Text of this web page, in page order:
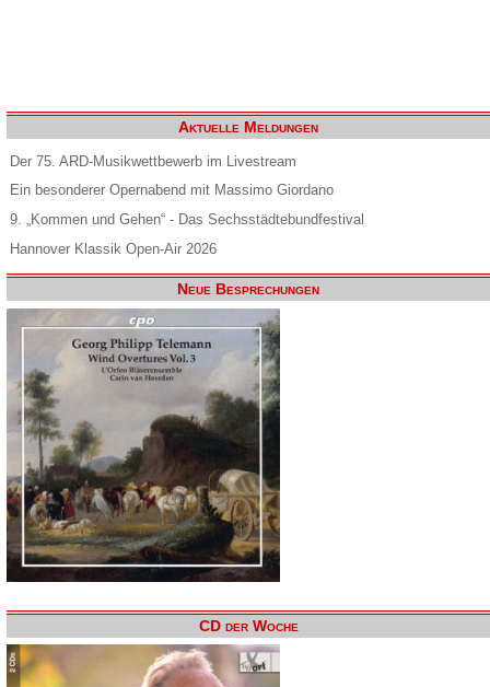
Aktuelle Meldungen
Der 75. ARD-Musikwettbewerb im Livestream
Ein besonderer Opernabend mit Massimo Giordano
9. „Kommen und Gehen“ - Das Sechsstädtebundfestival
Hannover Klassik Open-Air 2026
Neue Besprechungen
CD der Woche